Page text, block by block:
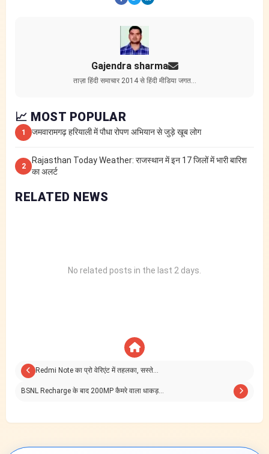
Gajendra sharma
ताज़ा हिंदी समाचार 2014 से हिंदी मीडिया जगत…
📈 MOST POPULAR
1 जमवारामगढ़ हरियाली में पौधा रोपण अभियान से जुड़े खूब लोग
2
Rajasthan Today Weather: राजस्थान में इन 17 जिलों में भारी बारिश
का अलर्ट
RELATED NEWS
No related posts in the last 2 days.
Redmi Note का प्रो वेरिएंट में तहलका, सस्ते…
BSNL Recharge के बाद 200MP कैमरे वाला धाकड़…